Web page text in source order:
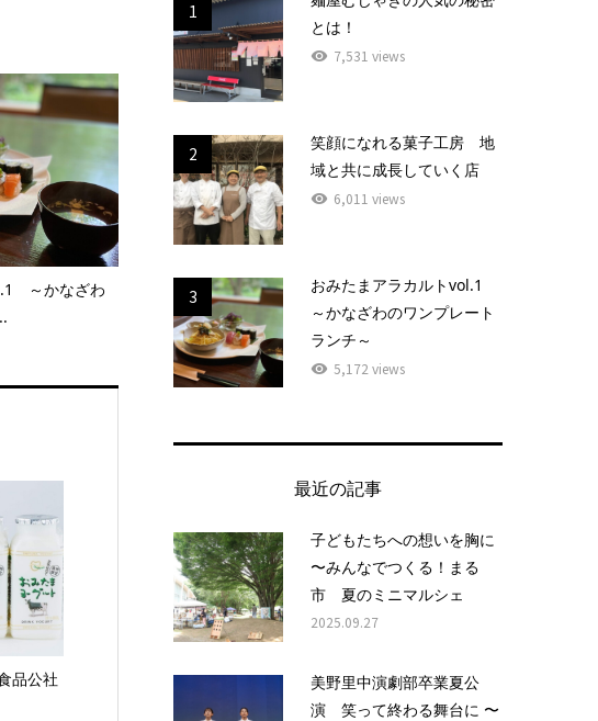
～かなざわ
品公社
1
とは！
7,531 views
2
笑顔になれる菓子工房 地
域と共に成長していく店
6,011 views
3
おみたまアラカルトvol.1
～かなざわのワンプレート
ランチ～
5,172 views
最近の記事
子どもたちへの想いを胸に
〜みんなでつくる！まる
市 夏のミニマルシェ
2025.09.27
美野里中演劇部卒業夏公
演 笑って終わる舞台に 〜